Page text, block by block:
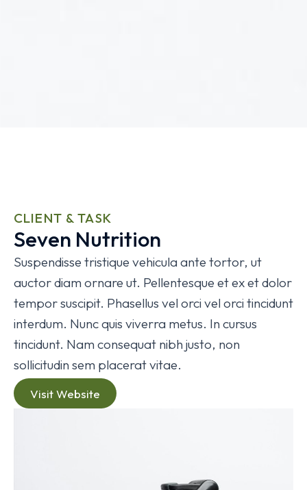
CLIENT & TASK
Seven Nutrition
Suspendisse tristique vehicula ante tortor, ut
auctor diam ornare ut. Pellentesque et ex et dolor
tempor suscipit. Phasellus vel orci vel orci tincidunt
interdum. Nunc quis viverra metus. In cursus
tincidunt. Nam consequat nibh justo, non
sollicitudin sem placerat vitae.
Visit Website